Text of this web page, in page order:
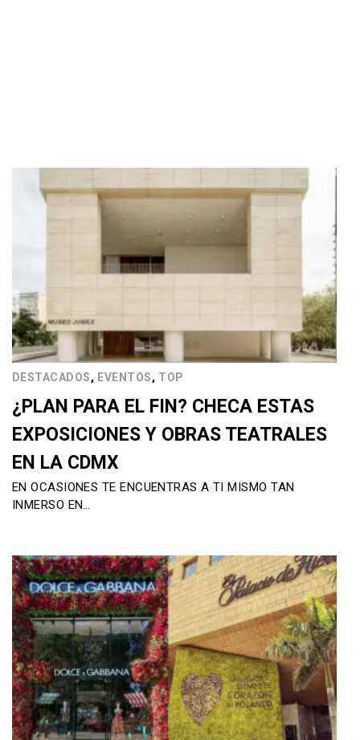
DESTACADOS, EVENTOS, TOP
¿PLAN PARA EL FIN? CHECA ESTAS
EXPOSICIONES Y OBRAS TEATRALES
EN LA CDMX
EN OCASIONES TE ENCUENTRAS A TI MISMO TAN
INMERSO EN…